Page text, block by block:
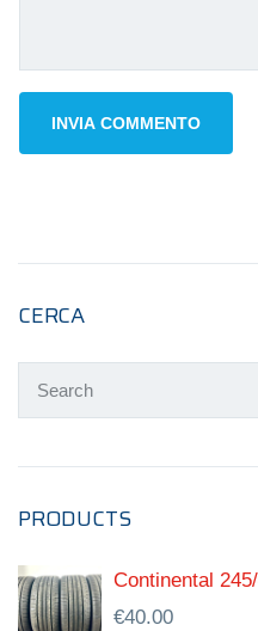
CERCA
PRODUCTS
Continental
€40.00